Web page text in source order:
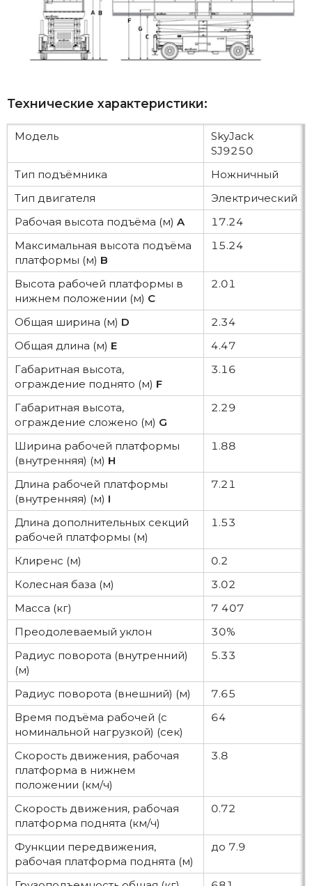
Технические характеристики:
Модель
SkyJack
SJ9250
Тип подъёмника
Ножничный
Тип двигателя
Электрический
Рабочая высота подъёма (м) A
17.24
Максимальная высота подъёма
платформы (м) B
15.24
Высота рабочей платформы в
нижнем положении (м) С
2.01
Общая ширина (м) D
2.34
Общая длина (м) E
4.47
Габаритная высота,
ограждение поднято (м) F
3.16
Габаритная высота,
ограждение сложено (м) G
2.29
Ширина рабочей платформы
(внутренняя) (м) H
1.88
Длина рабочей платформы
(внутренняя) (м) I
7.21
Длина дополнительных секций
рабочей платформы (м)
1.53
Клиренс (м)
0.2
Колесная база (м)
3.02
Масса (кг)
7 407
Преодолеваемый уклон
30%
Радиус поворота (внутренний)
(м)
5.33
Радиус поворота (внешний) (м)
7.65
Время подъёма рабочей (с
номинальной нагрузкой) (сек)
64
Скорость движения, рабочая
платформа в нижнем
положении (км/ч)
3.8
Скорость движения, рабочая
платформа поднята (км/ч)
0.72
Функции передвижения,
рабочая платформа поднята (м)
до 7.9